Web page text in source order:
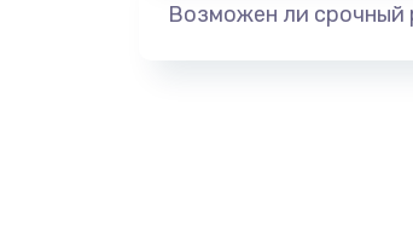
Возможен ли срочный